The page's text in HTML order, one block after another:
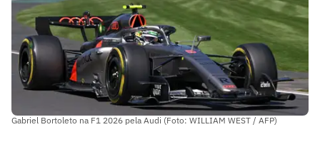
Gabriel Bortoleto na F1 2026 pela Audi (Foto: WILLIAM WEST / AFP)